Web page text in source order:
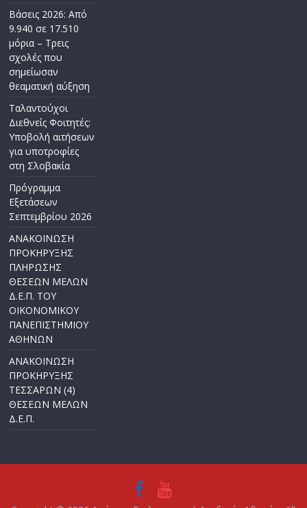
Βάσεις 2026: Από
9.940 σε 17.510
μόρια – Τρεις
σχολές που
σημείωσαν
θεαματική αύξηση
Ταλαντούχοι
Διεθνείς Φοιτητές:
Υποβολή αιτήσεων
για υποτροφίες
στη Σλοβακία
Πρόγραμμα
Εξετάσεων
Σεπτεμβρίου 2026
ΑΝΑΚΟΙΝΩΣΗ
ΠΡΟΚΗΡΥΞΗΣ
ΠΛΗΡΩΣΗΣ
ΘΕΣΕΩΝ ΜΕΛΩΝ
Δ.Ε.Π. ΤΟΥ
ΟΙΚΟΝΟΜΙΚΟΥ
ΠΑΝΕΠΙΣΤΗΜΙΟΥ
ΑΘΗΝΩΝ
ΑΝΑΚΟΙΝΩΣΗ
ΠΡΟΚΗΡΥΞΗΣ
ΤΕΣΣΑΡΩΝ (4)
ΘΕΣΕΩΝ ΜΕΛΩΝ
Δ.Ε.Π.